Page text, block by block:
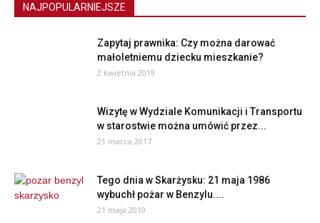
NAJPOPULARNIEJSZE
Zapytaj prawnika: Czy można darować
małoletniemu dziecku mieszkanie?
2 kwietnia 2019
Wizytę w Wydziale Komunikacji i Transportu
w starostwie można umówić przez...
21 marca 2017
Tego dnia w Skarżysku: 21 maja 1986
wybuchł pożar w Benzylu....
21 maja 2019